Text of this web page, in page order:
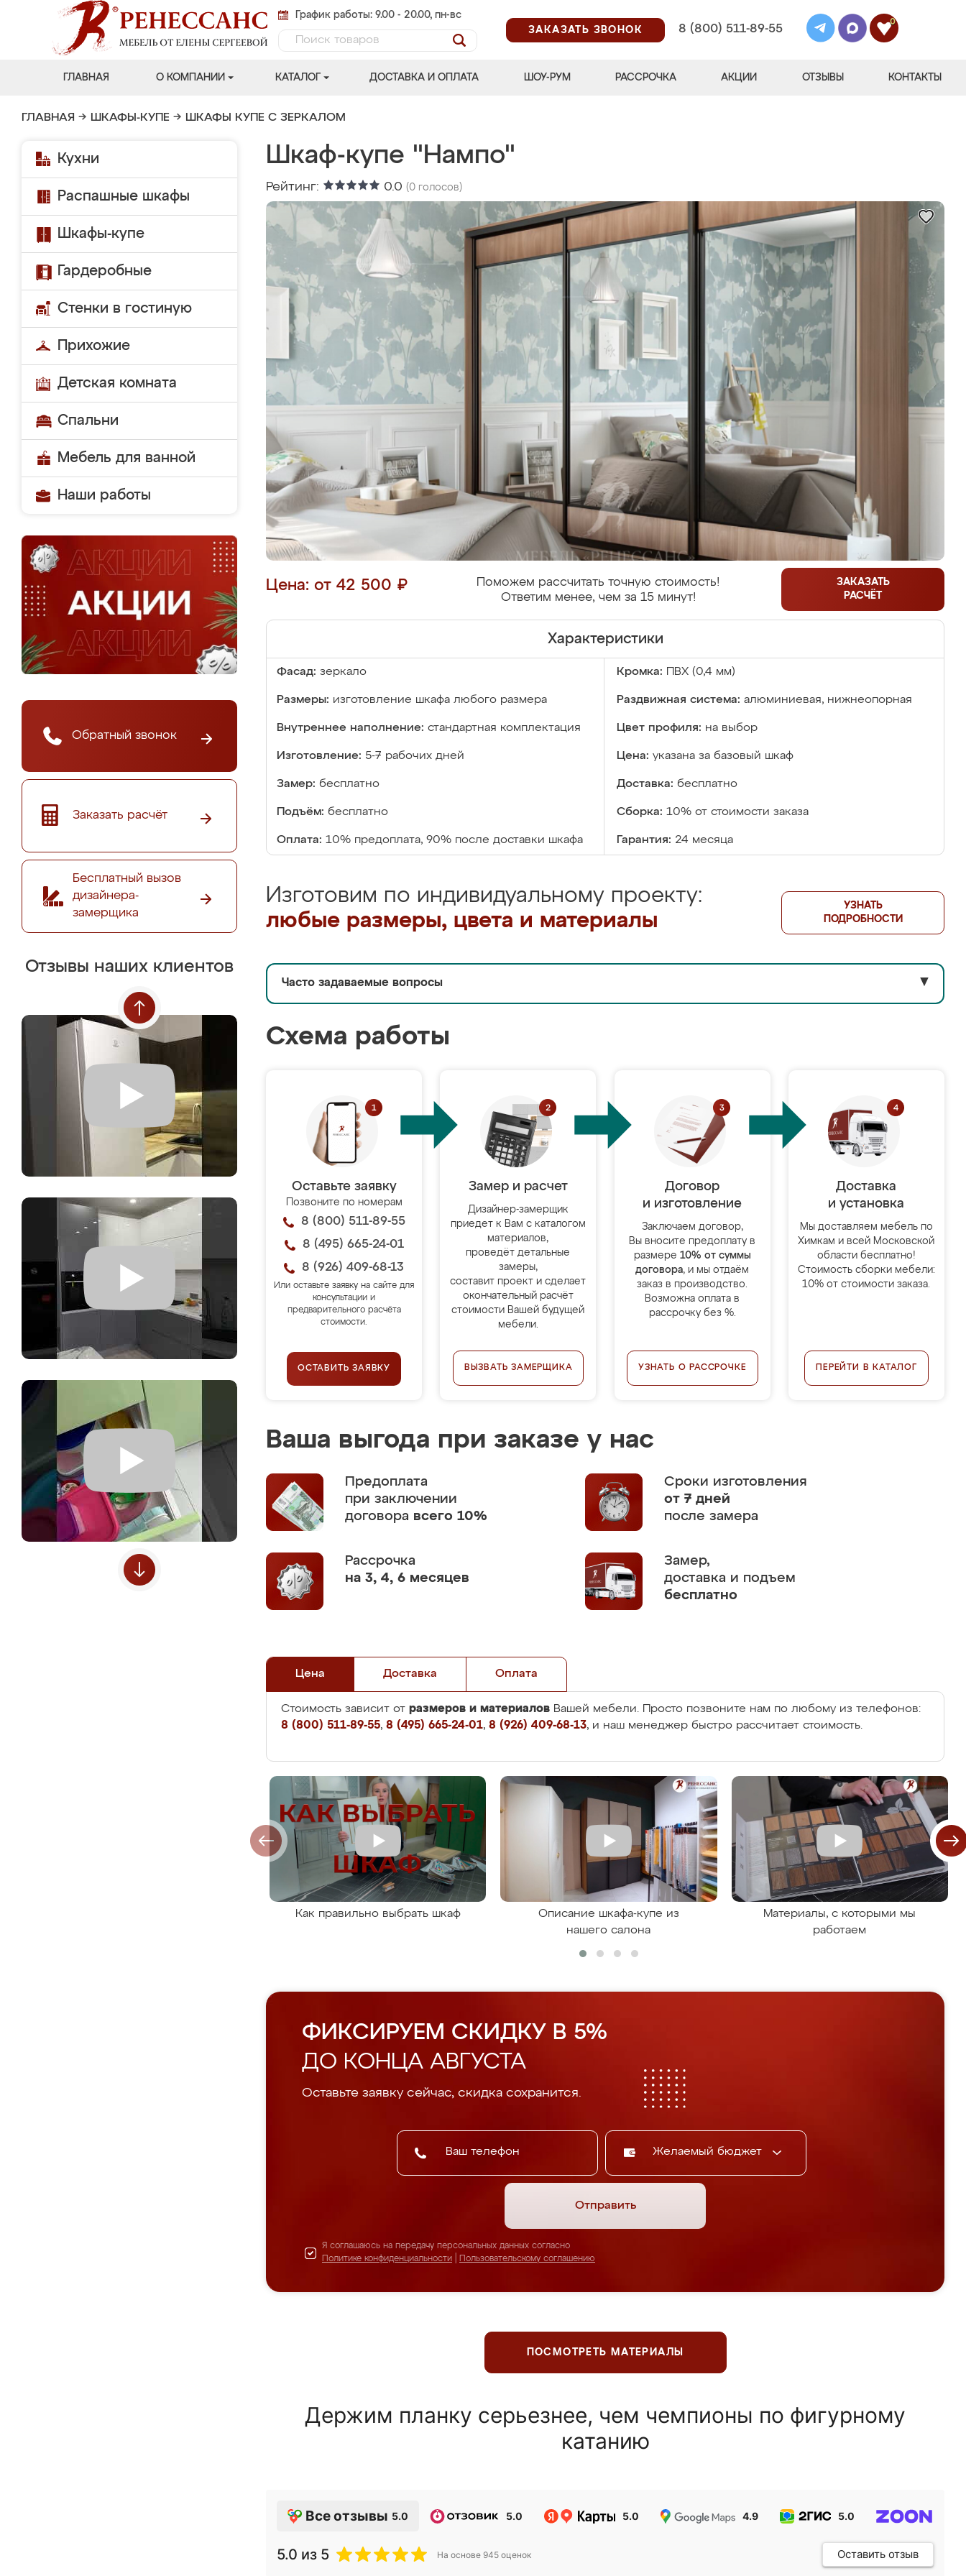
График работы: 9.00 - 20.00, пн-вс
ЗАКАЗАТЬ ЗВОНОК
8 (800) 511-89-55
0
ГЛАВНАЯ О КОМПАНИИ КАТАЛОГ ДОСТАВКА И ОПЛАТА ШОУ-РУМ РАССРОЧКА АКЦИИ ОТЗЫВЫ КОНТАКТЫ
ГЛАВНАЯ → ШКАФЫ-КУПЕ → ШКАФЫ КУПЕ С ЗЕРКАЛОМ
Кухни
Распашные шкафы
Шкафы-купе
Гардеробные
Стенки в гостиную
Прихожие
Детская комната
Спальни
Мебель для ванной
Наши работы
Обратный звонок
Заказать расчёт
Бесплатный вызов
дизайнера-
замерщика
Отзывы наших клиентов
Шкаф-купе "Нампо"
Рейтинг: 0.0 (0 голосов)
Цена: от 42 500 ₽
Поможем рассчитать точную стоимость!
Ответим менее, чем за 15 минут!
ЗАКАЗАТЬ
РАСЧЁТ
Характеристики
Фасад: зеркало Кромка: ПВХ (0,4 мм)
Размеры: изготовление шкафа любого размера Раздвижная система: алюминиевая, нижнеопорная
Внутреннее наполнение: стандартная комплектация Цвет профиля: на выбор
Изготовление: 5-7 рабочих дней Цена: указана за базовый шкаф
Замер: бесплатно Доставка: бесплатно
Подъём: бесплатно Сборка: 10% от стоимости заказа
Оплата: 10% предоплата, 90% после доставки шкафа Гарантия: 24 месяца
Изготовим по индивидуальному проекту:
любые размеры, цвета и материалы
УЗНАТЬ
ПОДРОБНОСТИ
Часто задаваемые вопросы ▼
Схема работы
Оставьте заявку
Позвоните по номерам
8 (800) 511-89-55
8 (495) 665-24-01
8 (926) 409-68-13
Или оставьте заявку на сайте для
консультации и
предварительного расчёта
стоимости.
ОСТАВИТЬ ЗАЯВКУ
Замер и расчет
Дизайнер-замерщик
приедет к Вам с каталогом
материалов,
проведёт детальные
замеры,
составит проект и сделает
окончательный расчёт
стоимости Вашей будущей
мебели.
ВЫЗВАТЬ ЗАМЕРЩИКА
Договор
и изготовление
Заключаем договор,
Вы вносите предоплату в
размере 10% от суммы
договора, и мы отдаём
заказ в производство.
Возможна оплата в
рассрочку без %.
УЗНАТЬ О РАССРОЧКЕ
Доставка
и установка
Мы доставляем мебель по
Химкам и всей Московской
области бесплатно!
Стоимость сборки мебели:
10% от стоимости заказа.
ПЕРЕЙТИ В КАТАЛОГ
Ваша выгода при заказе у нас
Предоплата
при заключении
договора всего 10%
Сроки изготовления
от 7 дней
после замера
Рассрочка
на 3, 4, 6 месяцев
Замер,
доставка и подъем
бесплатно
Цена Доставка Оплата
Стоимость зависит от размеров и материалов Вашей мебели. Просто позвоните нам по любому из телефонов:
8 (800) 511-89-55, 8 (495) 665-24-01, 8 (926) 409-68-13, и наш менеджер быстро рассчитает стоимость.
Как правильно выбрать шкаф
Описание шкафа-купе из
нашего салона
Материалы, с которыми мы
работаем
ФИКСИРУЕМ СКИДКУ В 5%
ДО КОНЦА АВГУСТА
Оставьте заявку сейчас, скидка сохранится.
Желаемый бюджет
Отправить
Я соглашаюсь на передачу персональных данных согласно
Политике конфиденциальности
Пользовательскому соглашению
ПОСМОТРЕТЬ МАТЕРИАЛЫ
Держим планку серьезнее, чем чемпионы по фигурному
катанию
Все отзывы 5.0 5.0 5.0 4.9 5.0
5.0 из 5 На основе 945 оценок Оставить отзыв